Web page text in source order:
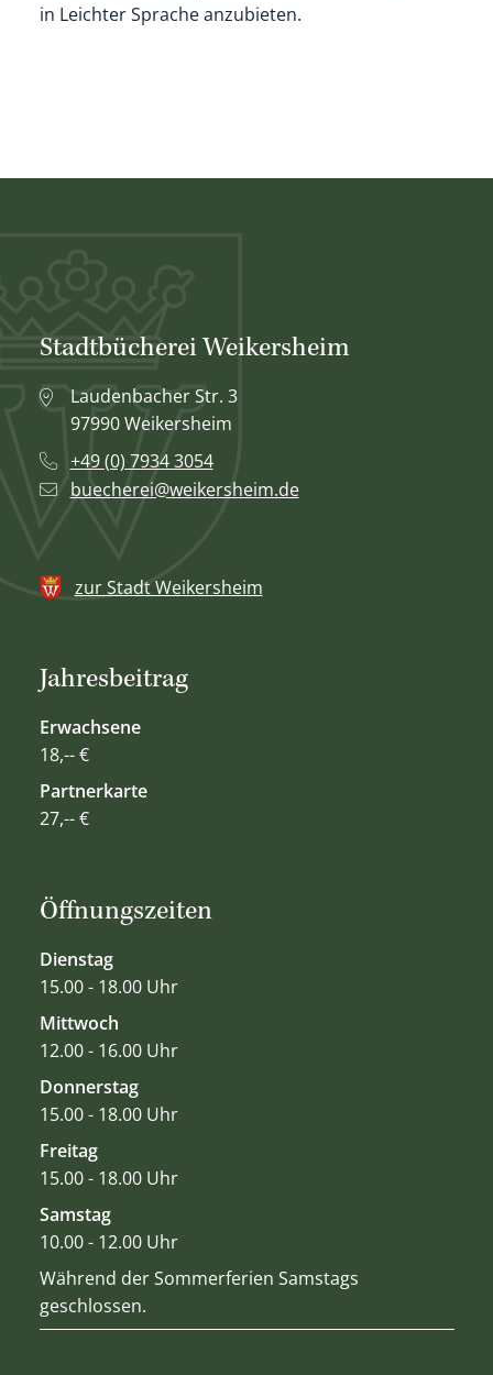
in Leichter Sprache anzubieten.
Stadtbücherei Weikersheim
Laudenbacher Str. 3
97990 Weikersheim
+49 (0) 7934 3054
buecherei@weikersheim.de
zur Stadt Weikersheim
Öffnungszeiten
Dienstag
15.00 - 18.00 Uhr
Mittwoch
12.00 - 16.00 Uhr
Donnerstag
15.00 - 18.00 Uhr
Freitag
15.00 - 18.00 Uhr
Samstag
10.00 - 12.00 Uhr
Während der Sommerferien Samstags
geschlossen.
Jahresbeitrag
Erwachsene
18,-- €
Partnerkarte
27,-- €